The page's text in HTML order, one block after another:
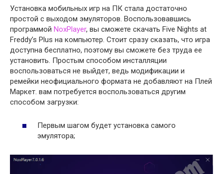
Установка мобильных игр на ПК стала достаточно
простой с выходом эмуляторов. Воспользовавшись
программой NoxPlayer, вы сможете скачать Five Nights at
Freddy’s Plus на компьютер. Стоит сразу сказать, что игра
доступна бесплатно, поэтому вы сможете без труда ее
установить. Простым способом инсталляции
воспользоваться не выйдет, ведь модификации и
ремейки неофициального формата не добавляют на Плей
Маркет. вам потребуется воспользоваться другим
способом загрузки:
Первым шагом будет установка самого
эмулятора;